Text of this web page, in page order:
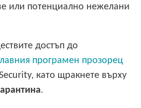
или потенциално нежелани
достъп до
програмен прозорец
като щракнете върху
.